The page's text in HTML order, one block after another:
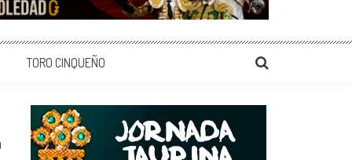
TORO CINQUEÑO